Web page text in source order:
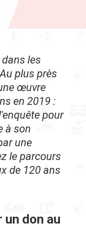
les
plus près
œuvre
en 2019 :
pour
à son
une
le parcours
de 120 ans
don au